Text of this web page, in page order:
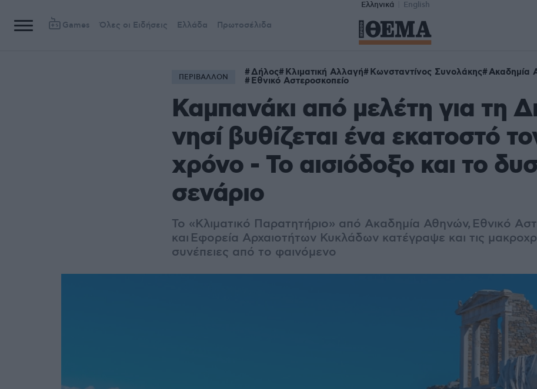
Ελληνικά English
Games Όλες οι Ειδήσεις Ελλάδα Πρωτοσέλιδα
ΠΕΡΙΒΑΛΛΟΝ Δήλος Κλιματική Αλλαγή Κωνσταντίνος Συνολάκης Ακαδημία
Εθνικό Αστεροσκοπείο
Καμπανάκι από μελέτη για τη
νησί βυθίζεται ένα εκατοστό
χρόνο - Το αισιόδοξο και το
σενάριο
Το «Κλιματικό Παρατητήριο» από Ακαδημία Αθηνών, Εθνικό
και Εφορεία Αρχαιοτήτων Κυκλάδων κατέγραψε και τις
συνέπειες από το φαινόμενο